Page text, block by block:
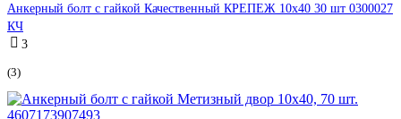
Анкерный болт с гайкой Качественный КРЕПЕЖ 10х40 30 шт 0300027
КЧ
3
(3)